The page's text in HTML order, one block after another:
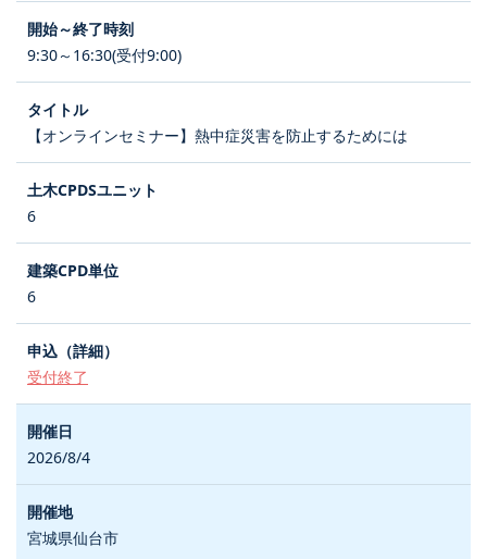
9:30～16:30(受付9:00)
【オンラインセミナー】熱中症災害を防止するためには
6
6
受付終了
2026/8/4
宮城県仙台市